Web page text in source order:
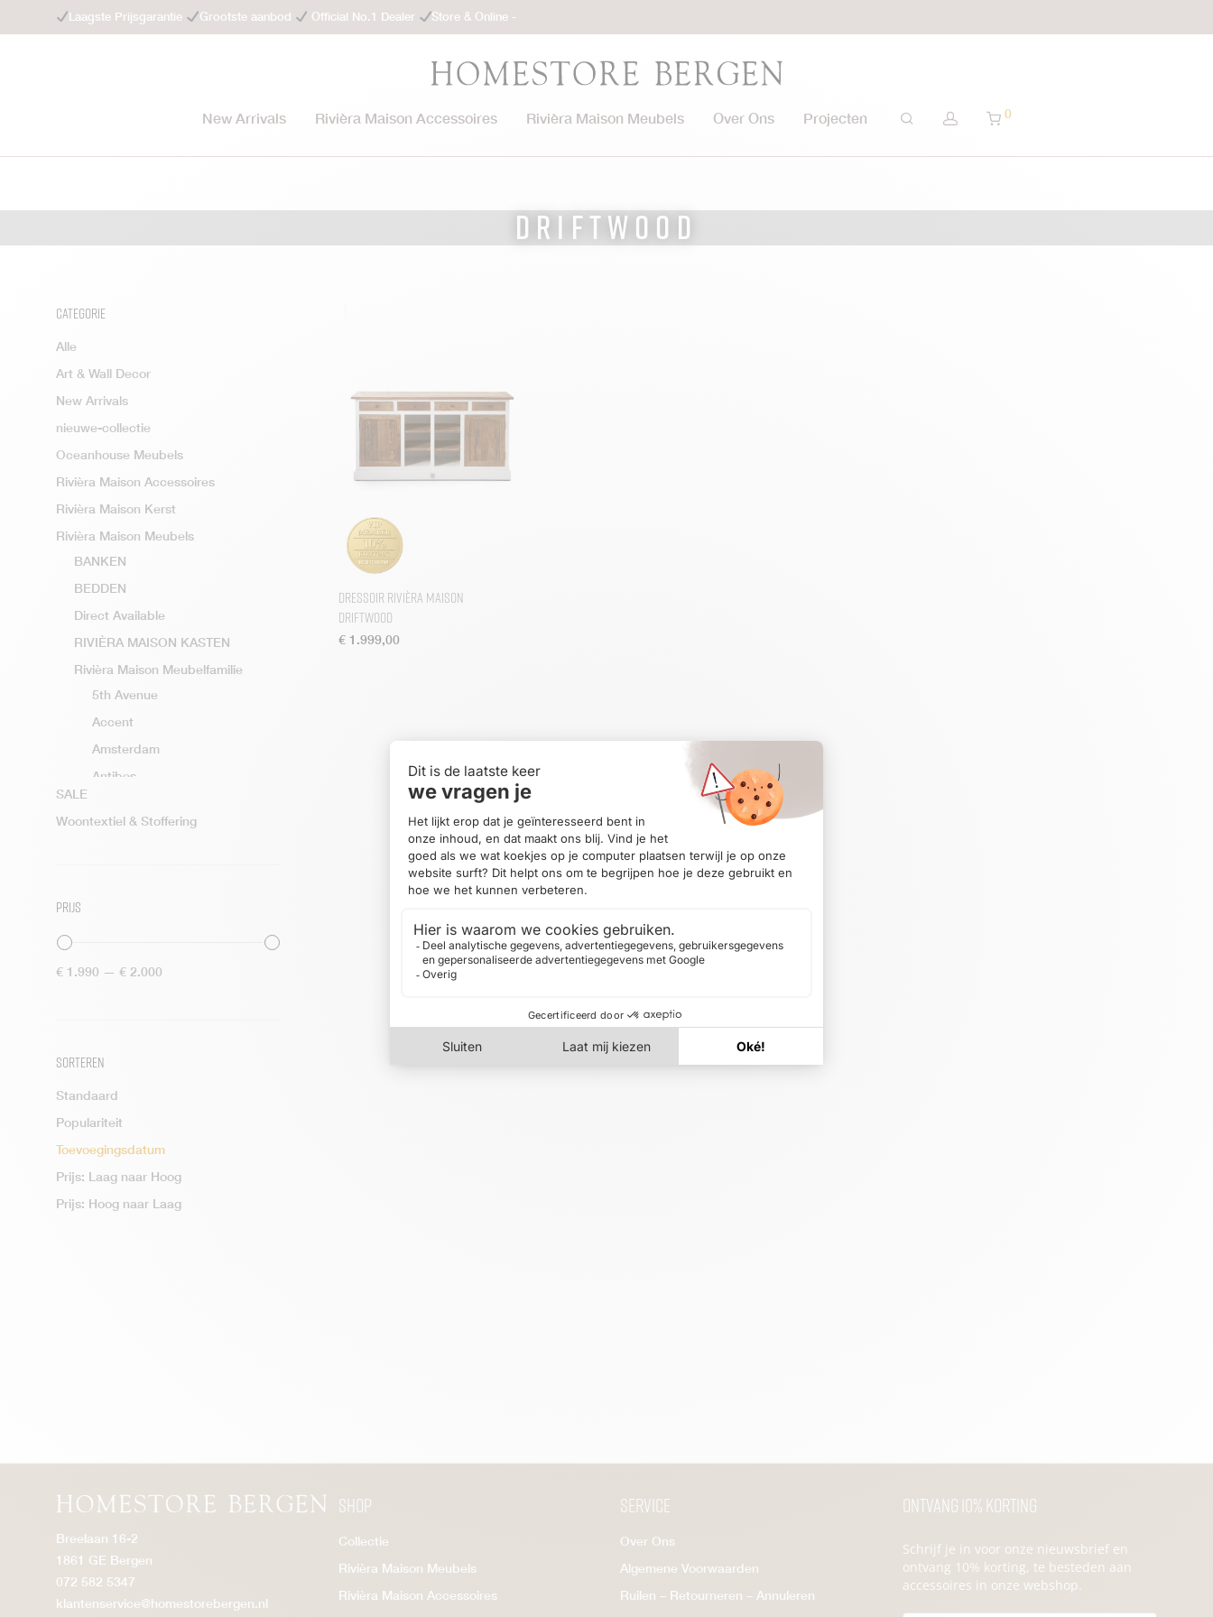
Laagste Prijsgarantie Grootste aanbod Official No.1 Dealer Store & Online -
New Arrivals Rivièra Maison Accessoires Rivièra Maison Meubels Over Ons Projecten 0
Driftwood
Categorie
Alle
Art & Wall Decor
New Arrivals
nieuwe-collectie
Oceanhouse Meubels
Rivièra Maison Accessoires
Rivièra Maison Kerst
Rivièra Maison Meubels
BANKEN
BEDDEN
Direct Available
RIVIÈRA MAISON KASTEN
Rivièra Maison Meubelfamilie
5th Avenue
Accent
Amsterdam
Antibes
Astoria
Bowie Club
Cape Breton
Carmin
Carnaby
Casone
Chateau Belvedère
Firenze
Franklin
Fraser Island
Frisco
SALE
Woontextiel & Stoffering
Prijs
Min.
Max.
€ 1.990 — € 2.000
Sorteren
Standaard
Populariteit
Toevoegingsdatum
Prijs: Laag naar Hoog
Prijs: Hoog naar Laag
Dressoir Rivièra Maison
Driftwood
€1.999,00
Breelaan 16-2
1861 GE Bergen
072 582 5347
klantenservice@homestorebergen.nl
Shop
Collectie
Rivièra Maison Meubels
Rivièra Maison Accessoires
Service
Over Ons
Algemene Voorwaarden
Ruilen – Retourneren – Annuleren
Ontvang 10% korting
Schrijf je in voor onze nieuwsbrief en
ontvang 10% korting, te besteden aan
accessoires in onze webshop.